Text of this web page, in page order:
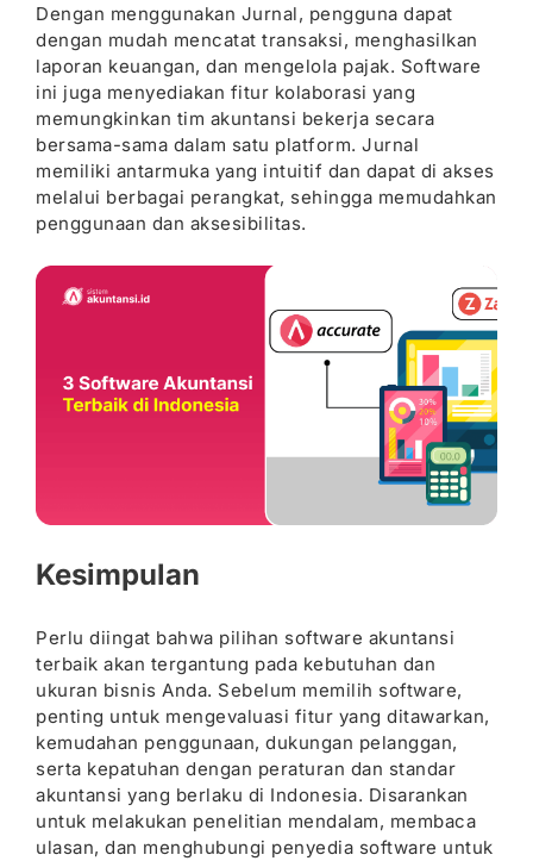
Dengan menggunakan Jurnal, pengguna dapat
dengan mudah mencatat transaksi, menghasilkan
laporan keuangan, dan mengelola pajak. Software
ini juga menyediakan fitur kolaborasi yang
memungkinkan tim akuntansi bekerja secara
bersama-sama dalam satu platform. Jurnal
memiliki antarmuka yang intuitif dan dapat di akses
melalui berbagai perangkat, sehingga memudahkan
penggunaan dan aksesibilitas.
Kesimpulan
Perlu diingat bahwa pilihan software akuntansi
terbaik akan tergantung pada kebutuhan dan
ukuran bisnis Anda. Sebelum memilih software,
penting untuk mengevaluasi fitur yang ditawarkan,
kemudahan penggunaan, dukungan pelanggan,
serta kepatuhan dengan peraturan dan standar
akuntansi yang berlaku di Indonesia. Disarankan
untuk melakukan penelitian mendalam, membaca
ulasan, dan menghubungi penyedia software untuk